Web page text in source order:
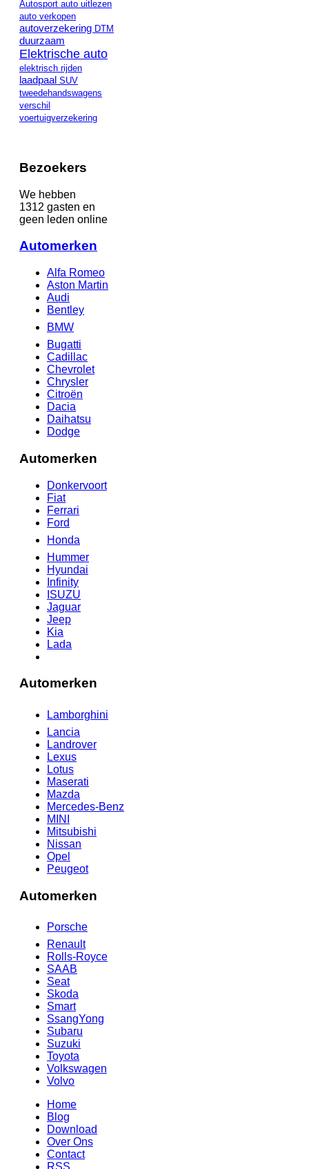
Autosport auto uitlezen
auto verkopen
autoverzekering DTM
duurzaam
Elektrische auto
elektrisch rijden
laadpaal SUV
tweedehandswagens
verschil
voertuigverzekering
Bezoekers
We hebben
1312 gasten en
geen leden online
Automerken
Alfa Romeo
Aston Martin
Audi
Bentley
BMW
Bugatti
Cadillac
Chevrolet
Chrysler
Citroën
Dacia
Daihatsu
Dodge
Automerken
Donkervoort
Fiat
Ferrari
Ford
Honda
Hummer
Hyundai
Infinity
ISUZU
Jaguar
Jeep
Kia
Lada
Automerken
Lamborghini
Lancia
Landrover
Lexus
Lotus
Maserati
Mazda
Mercedes-Benz
MINI
Mitsubishi
Nissan
Opel
Peugeot
Automerken
Porsche
Renault
Rolls-Royce
SAAB
Seat
Skoda
Smart
SsangYong
Subaru
Suzuki
Toyota
Volkswagen
Volvo
Home
Blog
Download
Over Ons
Contact